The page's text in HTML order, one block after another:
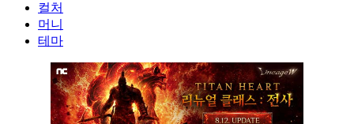
컬처
머니
테마